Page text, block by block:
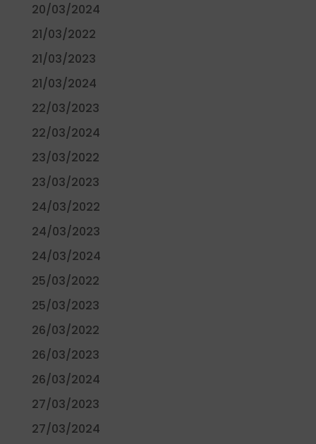
20/03/2024
21/03/2022
21/03/2023
21/03/2024
22/03/2023
22/03/2024
23/03/2022
23/03/2023
24/03/2022
24/03/2023
24/03/2024
25/03/2022
25/03/2023
26/03/2022
26/03/2023
26/03/2024
27/03/2023
27/03/2024